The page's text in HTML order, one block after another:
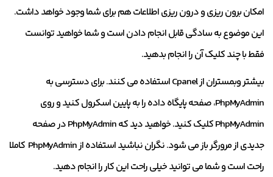
امکان برون ریزی و درون ریزی اطلاعات هم برای شما وجود خواهد داشت.
این موضوع به سادگی قابل انجام دادن است و شما خواهید توانست
فقط با چند کلیک آن را انجام بدهید.
بیشتر وبمستران از Cpanel استفاده می کنند. برای دسترسی به
PhpMyAdmin، صفحه پایگاه داده را به پایین اسکرول کنید و روی
PhpMyAdmin کلیک کنید. خواهید دید که PhpMyAdmin در صفحه
جدیدی از مرورگر باز می شود. نگران نباشید استفاده از PhpMyAdmin کاملا
راحت است و شما می توانید خیلی راحت این کار را انجام دهید.